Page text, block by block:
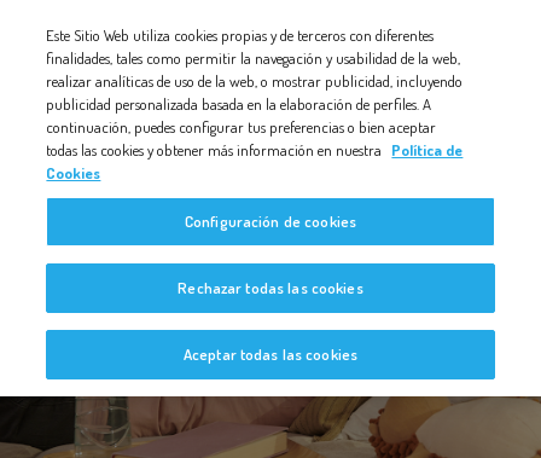
accesibilidad.Bebé a Bordo
Este Sitio Web utiliza cookies propias y de terceros con diferentes
finalidades, tales como permitir la navegación y usabilidad de la web,
realizar analíticas de uso de la web, o mostrar publicidad, incluyendo
publicidad personalizada basada en la elaboración de perfiles. A
continuación, puedes configurar tus preferencias o bien aceptar
todas las cookies y obtener más información en nuestra
Política de
Cookies
Configuración de cookies
Rechazar todas las cookies
Aceptar todas las cookies